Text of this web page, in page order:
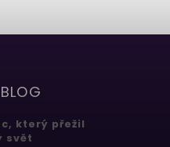
který přežil
svět